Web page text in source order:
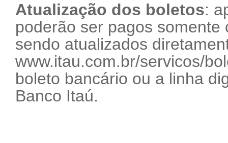
Atualização dos boletos:
poderão ser pagos
sendo atualizados
www.itau.com.br/servicos/
boleto bancário ou a linha
Banco Itaú.